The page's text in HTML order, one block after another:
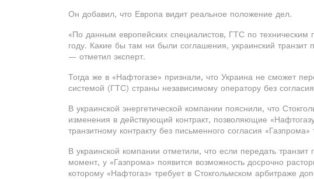
Он добавил, что Европа видит реальное положение дел.
«По данным европейских специалистов, ГТС по техническим
году. Какие бы там ни были соглашения, украинский транзит
— отметил эксперт.
Тогда же в «Нафтогазе» признали, что Украина не сможет
системой (ГТС) страны независимому оператору без
В украинской энергетической компании пояснили, что
изменения в действующий контракт, позволяющие
транзитному контракту без письменного согласия «Газпрома»
В украинской компании отметили, что если передать
момент, у «Газпрома» появится возможность досрочно
которому «Нафтогаз» требует в Стокгольмском арбитраже